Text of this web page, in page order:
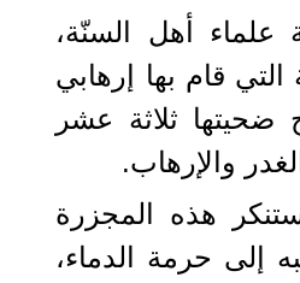
علماء أهل السنّة،
التي قام بها إرهابي
ضحيتها ثلاثة عشر
والإرهاب.
هذه المجزرة
إلى حرمة الدماء،